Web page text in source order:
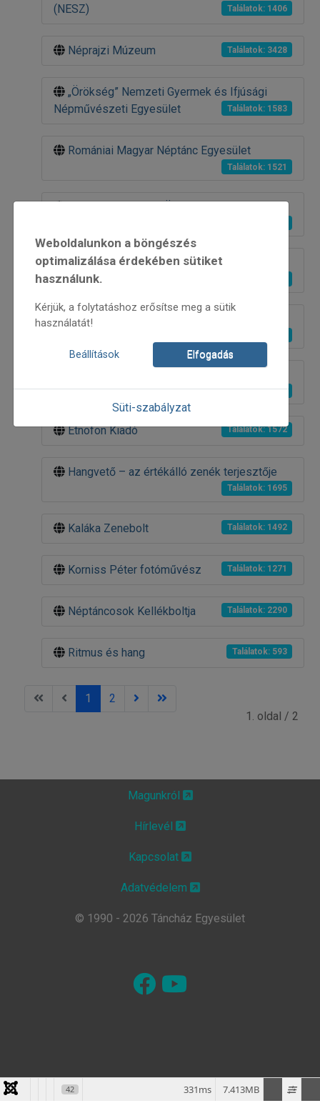
(NESZ)
Találatok: 1406
Néprajzi Múzeum Találatok: 3428
„Örökség” Nemzeti Gyermek és Ifjúsági
Népművészeti Egyesület
Találatok: 1583
Romániai Magyar Néptánc Egyesület
Találatok: 1521
Vajdasági Magyar Folklórközpont
A. Folk Kft. – hangszerek, CD-k, kották
Találatok: 1677
Etnofon Kiadó Találatok: 1572
Hangvető – az értékálló zenék terjesztője
Találatok: 1695
Kaláka Zenebolt Találatok: 1492
Korniss Péter fotóművész Találatok: 1271
Néptáncosok Kellékboltja Találatok: 2290
Ritmus és hang Találatok: 593
1. oldal / 2
1 2
Weboldalunkon a böngészés
optimalizálása érdekében sütiket
használunk.
Kérjük, a folytatáshoz erősítse meg a sütik
használatát!
Beállítások Elfogadás
Süti-szabályzat
Magunkról
Hírlevél
Kapcsolat
Adatvédelem
© 1990 - 2026 Táncház Egyesület
42 7.413MB
331ms